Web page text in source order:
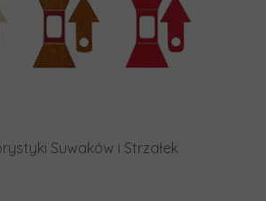
Suwaków i Strzałek